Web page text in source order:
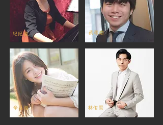
紀妃璇 蔡曜鍇
辛以璇 ​林侑賢